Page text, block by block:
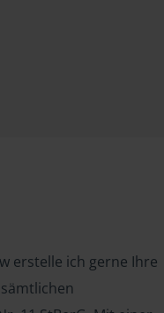
erstelle ich gerne Ihre